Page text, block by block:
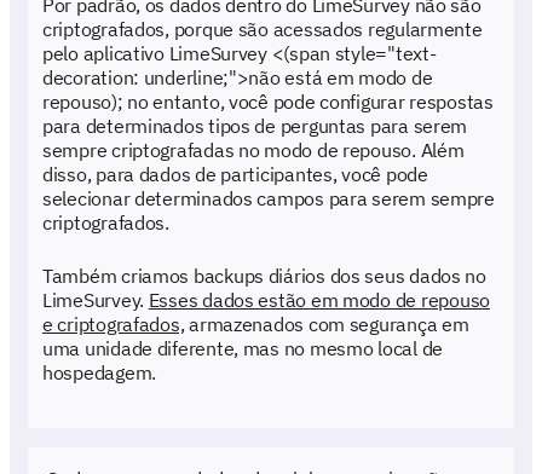
Por padrão, os dados dentro do LimeSurvey não são
criptografados, porque são acessados regularmente
pelo aplicativo LimeSurvey <(span style="text-
decoration: underline;">não está em modo de
repouso); no entanto, você pode configurar respostas
para determinados tipos de perguntas para serem
sempre criptografadas no modo de repouso. Além
disso, para dados de participantes, você pode
selecionar determinados campos para serem sempre
criptografados.
Também criamos backups diários dos seus dados no
LimeSurvey.Esses dados estão em modo de repouso
e criptografados, armazenados com segurança em
uma unidade diferente, mas no mesmo local de
hospedagem.